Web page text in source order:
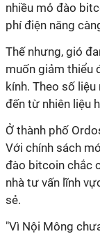
nhiều mỏ đào
phí điện năng
Thế nhưng, gió
muốn giảm thiểu
kính. Theo số
đến từ nhiên liệu
Ở thành phố
Với chính sách
đào bitcoin chắc
nhà tư vấn lĩnh
sẻ.
"Vì Nội Mông